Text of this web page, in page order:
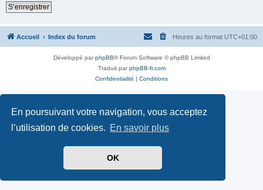
En poursuivant votre navigation, vous acceptez
l’utilisation de cookies. En savoir plus
OK
S’enregistrer
Accueil Index du forum Heures au format UTC+01:00
Développé parphpBB® Forum Software © phpBB Limited
Traduit parphpBB-fr.com
Confidentialité | Conditions